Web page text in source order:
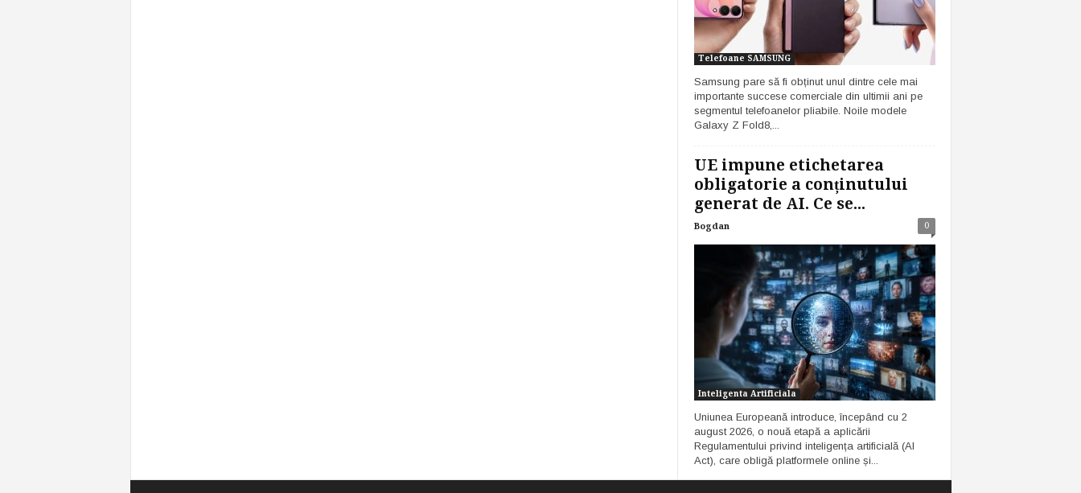
Telefoane SAMSUNG
Samsung pare să fi obținut unul dintre cele mai
importante succese comerciale din ultimii ani pe
segmentul telefoanelor pliabile. Noile modele
Galaxy Z Fold8,...
UE impune etichetarea
obligatorie a conținutului
generat de AI. Ce se...
Bogdan 0
Inteligenta Artificiala
Uniunea Europeană introduce, începând cu 2
august 2026, o nouă etapă a aplicării
Regulamentului privind inteligența artificială (AI
Act), care obligă platformele online și...